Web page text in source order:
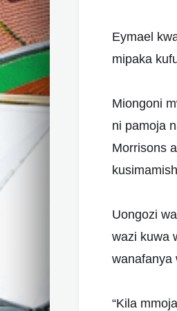
Eymael
mipaka
Miongoni
ni pamoja
Morrisons
Uongozi
wazi kuwa
wanafanya
“Kila